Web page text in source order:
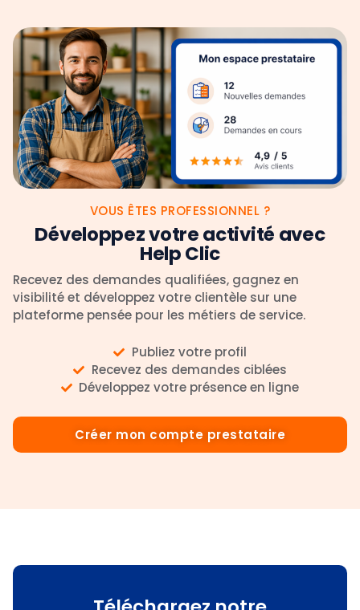
VOUS ÊTES PROFESSIONNEL ?
Développez votre activité avec
Help Clic
Recevez des demandes qualifiées, gagnez en
visibilité et développez votre clientèle sur une
plateforme pensée pour les métiers de service.
Publiez votre profil
Recevez des demandes ciblées
Développez votre présence en ligne
Créer mon compte prestataire